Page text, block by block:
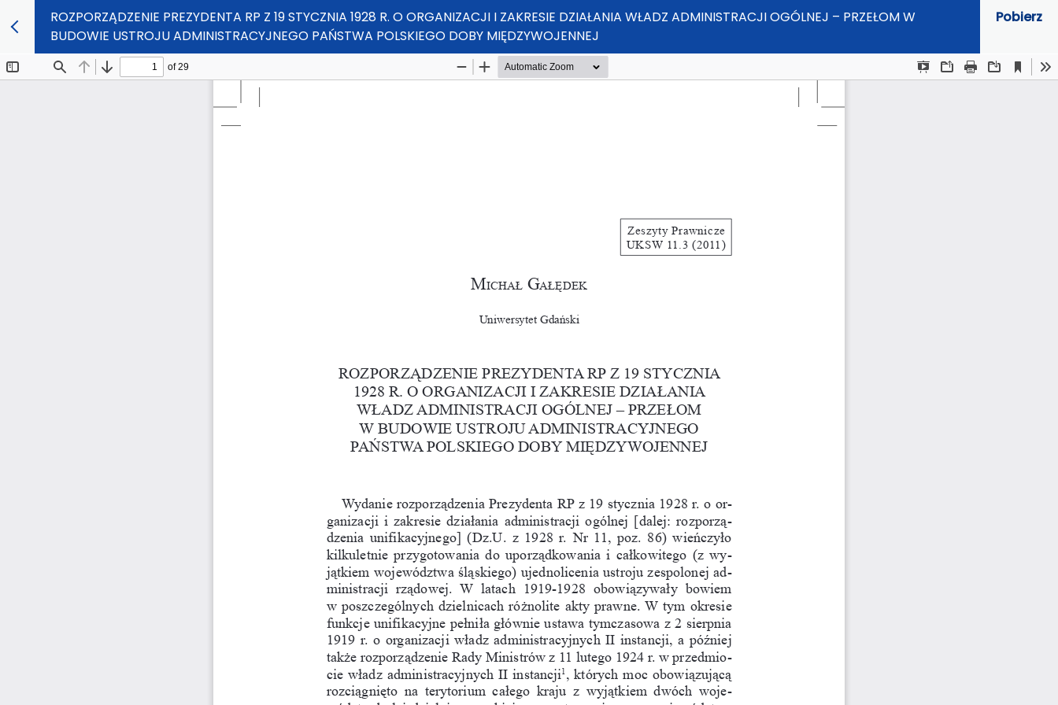
ROZPORZĄDZENIE PREZYDENTA RP Z 19 STYCZNIA 1928 R. O ORGANIZACJI I ZAKRESIE DZIAŁANIA WŁADZ ADMINISTRACJI OGÓLNEJ – PRZEŁOM W
BUDOWIE USTROJU ADMINISTRACYJNEGO PAŃSTWA POLSKIEGO DOBY MIĘDZYWOJENNEJ
Pobierz